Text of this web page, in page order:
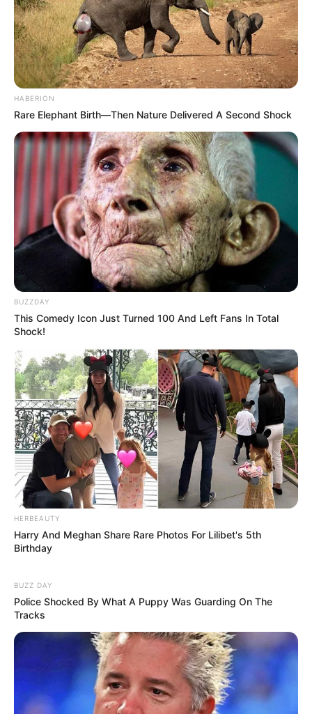
HABERION
Rare Elephant Birth—Then Nature Delivered A Second Shock
BUZZDAY
This Comedy Icon Just Turned 100 And Left Fans In Total
Shock!
HERBEAUTY
Harry And Meghan Share Rare Photos For Lilibet's 5th
Birthday
BUZZ DAY
Police Shocked By What A Puppy Was Guarding On The
Tracks